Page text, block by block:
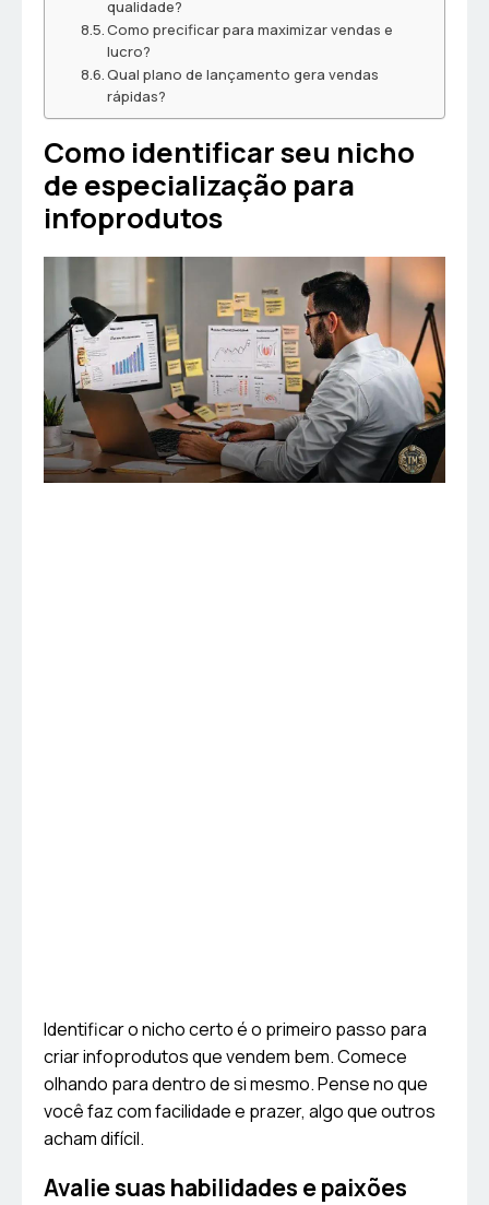
qualidade?
Como precificar para maximizar vendas e
lucro?
Qual plano de lançamento gera vendas
rápidas?
Como identificar seu nicho
de especialização para
infoprodutos
Identificar o nicho certo é o primeiro passo para
criar infoprodutos que vendem bem. Comece
olhando para dentro de si mesmo. Pense no que
você faz com facilidade e prazer, algo que outros
acham difícil.
Avalie suas habilidades e paixões